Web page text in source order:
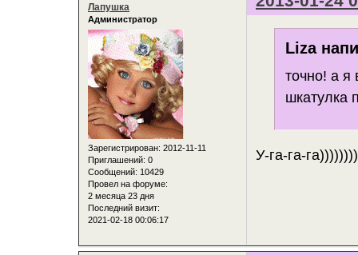
Лапушка
Администратор
Зарегистрирован: 2012-11-11
Приглашений: 0
Сообщений: 10429
Провел на форуме:
2 месяца 23 дня
Последний визит:
2021-02-18 00:06:17
Liza
точно! а я
шкатулка
У-га-га-